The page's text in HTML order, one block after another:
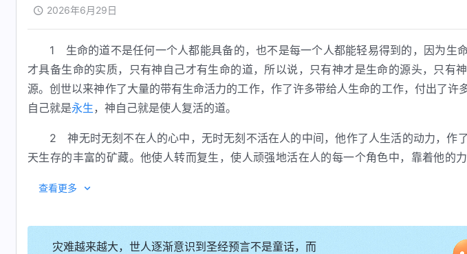
2026年6月29日
1 生命的道不是任何一个人都能具备的，也不是每一个人都能轻易得到的，因为生
才具备生命的实质，只有神自己才有生命的道，所以说，只有神才是生命的源头，只有
源。创世以来神作了大量的带有生命活力的工作，作了许多带给人生命的工作，付出了许
自己就是永生，神自己就是使人复活的道。
2 神无时无刻不在人的心中，无时无刻不活在人的中间，他作了人生活的动力，作
天生存的丰富的矿藏。他使人转而复生，使人顽强地活在人的每一个角色中，靠着他的
物、任何的敌势力都是难以压倒他的生命力的。无论何时无论何地他的生命力都存在着，
变而神的生命却永久不变，万物都逝去而神的生命却依然存在，因为神是万物生存的起源
查看更多
灾难越来越大，世人逐渐意识到圣经预言不是童话，而